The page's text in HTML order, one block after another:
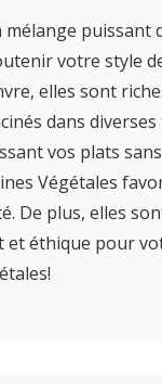
votre style
elles sont
dans
vos plats
Végétales
De plus, elles
éthique pour